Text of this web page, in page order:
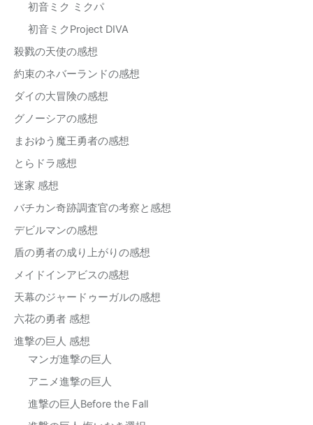
初音ミク ミクパ
初音ミクProject DIVA
殺戮の天使の感想
約束のネバーランドの感想
ダイの大冒険の感想
グノーシアの感想
まおゆう魔王勇者の感想
とらドラ感想
迷家 感想
バチカン奇跡調査官の考察と感想
デビルマンの感想
盾の勇者の成り上がりの感想
メイドインアビスの感想
天幕のジャードゥーガルの感想
六花の勇者 感想
進撃の巨人 感想
マンガ進撃の巨人
アニメ進撃の巨人
進撃の巨人Before the Fall